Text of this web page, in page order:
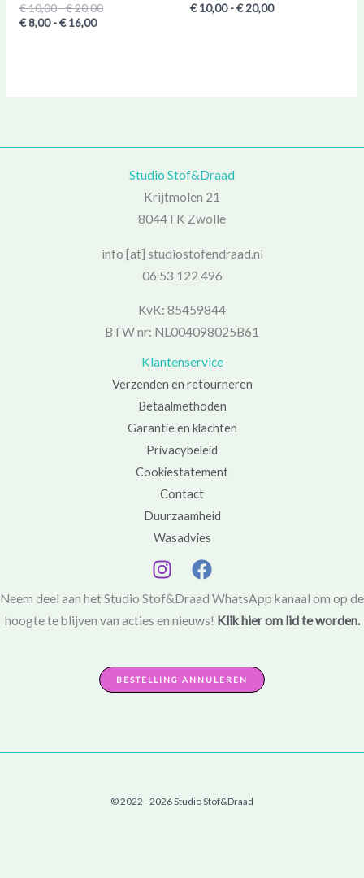
€10,00-€20,00
€8,00 -€16,00
€10,00 -€20,00
Studio Stof&Draad
Krijtmolen 21
8044TK Zwolle
info [at] studiostofendraad.nl
06 53 122 496
KvK: 85459844
BTW nr: NL004098025B61
Klantenservice
Verzenden en retourneren
Betaalmethoden
Garantie en klachten
Privacybeleid
Cookiestatement
Contact
Duurzaamheid
Wasadvies
Neem deel aan het Studio Stof&Draad WhatsApp kanaal om op de
hoogte te blijven van acties en nieuws! Klik hier om lid te worden.
BESTELLING ANNULEREN
© 2022 - 2026 Studio Stof&Draad